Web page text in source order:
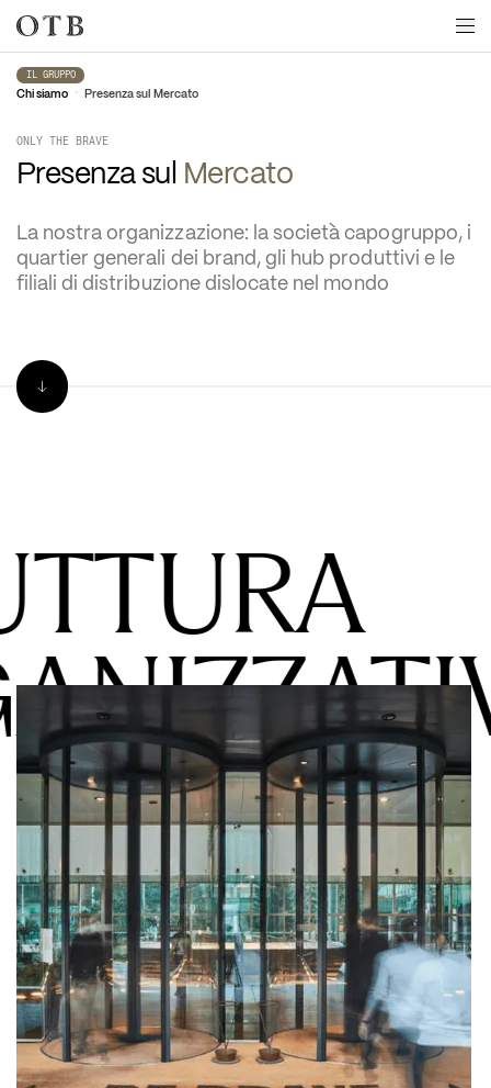
Skip to main content
IL GRUPPO
Chi siamo • Presenza sul Mercato
ONLY THE BRAVE
Presenza sul Mercato
La nostra organizzazione: la società capogruppo, i
quartier generali dei brand, gli hub produttivi e le
filiali di distribuzione dislocate nel mondo